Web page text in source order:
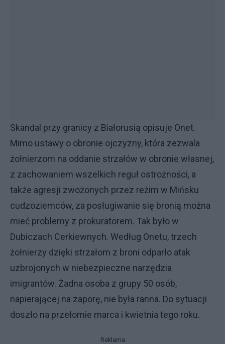
Skandal przy granicy z Białorusią opisuje Onet.
Mimo ustawy o obronie ojczyzny, która zezwala
żołnierzom na oddanie strzałów w obronie własnej,
z zachowaniem wszelkich reguł ostrożności, a
także agresji zwożonych przez reżim w Mińsku
cudzoziemców, za posługiwanie się bronią można
mieć problemy z prokuratorem. Tak było w
Dubiczach Cerkiewnych. Według Onetu, trzech
żołnierzy dzięki strzałom z broni odparło atak
uzbrojonych w niebezpieczne narzędzia
imigrantów. Żadna osoba z grupy 50 osób,
napierającej na zaporę, nie była ranna. Do sytuacji
doszło na przełomie marca i kwietnia tego roku.
Reklama